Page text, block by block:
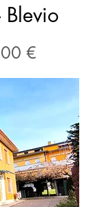
Blevio
€